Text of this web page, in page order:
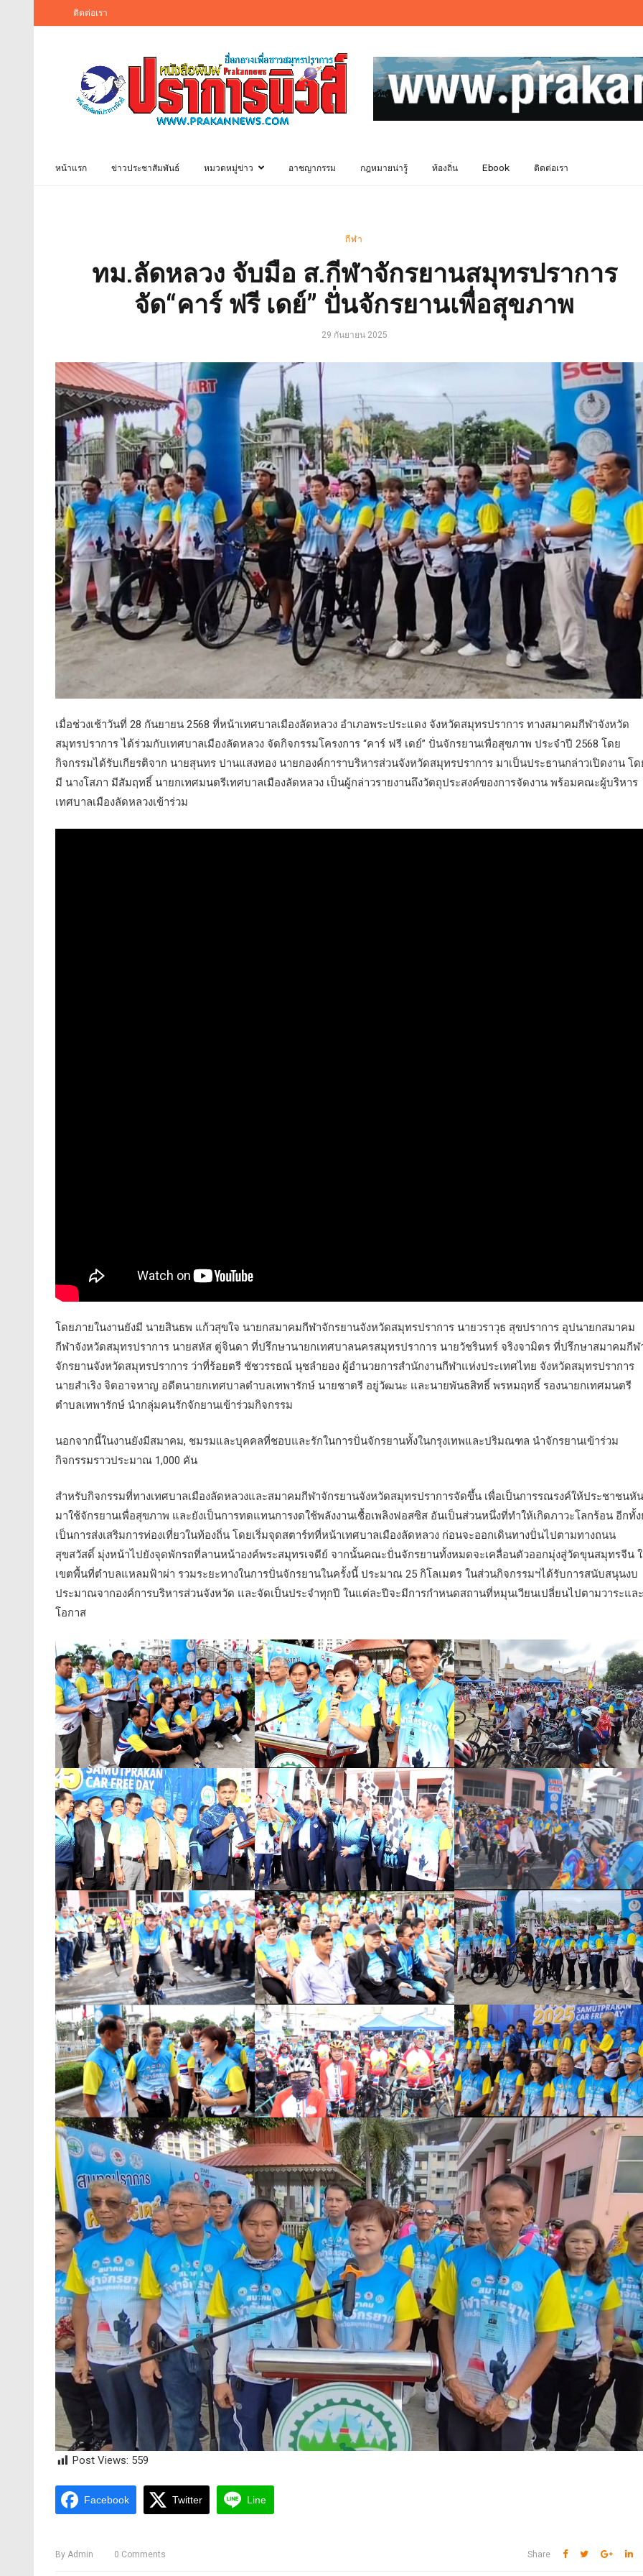
ติดต่อเรา
หน้าแรก ข่าวประชาสัมพันธ์ หมวดหมู่ข่าว อาชญากรรม กฎหมายน่ารู้ ท้องถิ่น Ebook ติดต่อเรา
กีฬา
ทม.ลัดหลวง จับมือ ส.กีฬาจักรยานสมุทรปราการ
จัด“คาร์ ฟรี เดย์” ปั่นจักรยานเพื่อสุขภาพ
29 กันยายน 2025
เมื่อช่วงเช้าวันที่ 28 กันยายน 2568 ที่หน้าเทศบาลเมืองลัดหลวง อำเภอพระประแดง จังหวัดสมุทรปราการ ทางสมาคมกีฬาจังหวัด
สมุทรปราการ ได้ร่วมกับเทศบาลเมืองลัดหลวง จัดกิจกรรมโครงการ “คาร์ ฟรี เดย์” ปั่นจักรยานเพื่อสุขภาพ ประจำปี 2568 โดย
กิจกรรมได้รับเกียรติจาก นายสุนทร ปานแสงทอง นายกองค์การาบริหารส่วนจังหวัดสมุทรปราการ มาเป็นประธานกล่าวเปิดงาน โ
มี นางโสภา มีสัมฤทธิ์ นายกเทศมนตรีเทศบาลเมืองลัดหลวง เป็นผู้กล่าวรายงานถึงวัตถุประสงค์ของการจัดงาน พร้อมคณะผู้บริหาร
เทศบาลเมืองลัดหลวงเข้าร่วม
โดยภายในงานยังมี นายสินธพ แก้วสุขใจ นายกสมาคมกีฬาจักรยานจังหวัดสมุทรปราการ นายวราวุธ สุขปราการ อุปนายกสมาคม
กีฬาจังหวัดสมุทรปราการ นายสหัส ตู่จินดา ที่ปรึกษานายกเทศบาลนครสมุทรปราการ นายวัชรินทร์ จริงจามิตร ที่ปรึกษาสมาคมกีฬ
จักรยานจังหวัดสมุทรปราการ ว่าที่ร้อยตรี ชัชวรรธณ์ นุชลำยอง ผู้อำนวยการสำนักงานกีฬาแห่งประเทศไทย จังหวัดสมุทรปราการ
นายสำเริง จิตอาจหาญ อดีตนายกเทศบาลตำบลเทพารักษ์ นายชาตรี อยู่วัฒนะ และนายพันธสิทธิ์ พรหมฤทธิ์ รองนายกเทศมนตรี
ตำบลเทพารักษ์ นำกลุ่มคนรักจักยานเข้าร่วมกิจกรรม
นอกจากนี้ในงานยังมีสมาคม, ชมรมและบุคคลที่ชอบและรักในการปั่นจักรยานทั้งในกรุงเทพและปริมณฑล นำจักรยานเข้าร่วม
กิจกรรมราวประมาณ 1,000 คัน
สำหรับกิจกรรมที่ทางเทศบาลเมืองลัดหลวงและสมาคมกีฬาจักรยานจังหวัดสมุทรปราการจัดขึ้น เพื่อเป็นการรณรงค์ให้ประชาชนหัน
มาใช้จักรยานเพื่อสุขภาพ และยังเป็นการทดแทนการงดใช้พลังงานเชื้อเพลิงฟอสซิส อันเป็นส่วนหนึ่งที่ทำให้เกิดภาวะโลกร้อน อีกทั้ง
เป็นการส่งเสริมการท่องเที่ยวในท้องถิ่น โดยเริ่มจุดสตาร์ทที่หน้าเทศบาลเมืองลัดหลวง ก่อนจะออกเดินทางปั่นไปตามทางถนน
สุขสวัสดิ์ มุ่งหน้าไปยังจุดพักรถที่ลานหน้าองค์พระสมุทรเจดีย์ จากนั้นคณะปั่นจักรยานทั้งหมดจะเคลื่อนตัวออกมุ่งสู่วัดขุนสมุทรจีน
เขตพื้นที่ตำบลแหลมฟ้าผ่า รวมระยะทางในการปั่นจักรยานในครั้งนี้ ประมาณ 25 กิโลเมตร ในส่วนกิจกรรมฯได้รับการสนับสนุนงบ
ประมาณจากองค์การบริหารส่วนจังหวัด และจัดเป็นประจำทุกปี ในแต่ละปีจะมีการกำหนดสถานที่หมุนเวียนเปลี่ยนไปตามวาระและ
โอกาส
Post Views: 559
Facebook Twitter Line
By Admin 0 Comments Share